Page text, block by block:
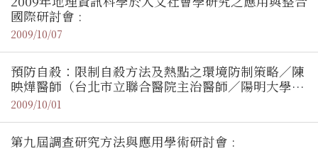
國際研討會 :
2009/10/07
預防自殺：限制自殺方法及熱點之環境防制策略／陳
映燁醫師（台北市立聯合醫院主治醫師／陽明大學公
衛所助理教授）
2009/10/01
第九屆調查研究方法與應用學術研討會 :